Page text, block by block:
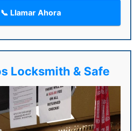
📞 Llamar Ahora
Locksmith & Safe